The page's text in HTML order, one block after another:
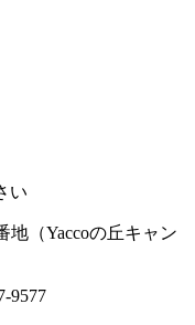
い
地（Yaccoの丘キャン